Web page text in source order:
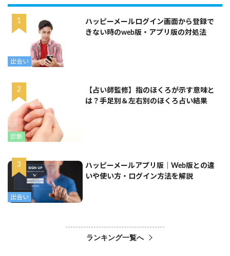
出会い
ハッピーメールログイン画面から登録で
きない時のweb版・アプリ版の対処法
診断
【占い師監修】指のほくろが示す意味と
は？手足別＆左右別のほくろ占い結果
出会い
ハッピーメールアプリ版｜Web版との違
いや使い方・ログイン方法を解説
ランキング一覧へ